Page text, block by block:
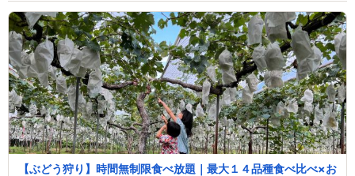
【ぶどう狩り】時間無制限食べ放題｜最大１４品種食べ比べ×お